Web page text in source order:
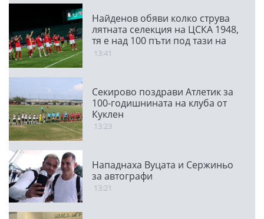
Найденов обяви колко струва
лятната селекция на ЦСКА 1948,
тя е над 100 пъти под тази на
ПАО
13:41
Секирово поздрави Атлетик за
100-годишнината на клуба от
Куклен
13:23
Нападнаха Вуцата и Сержиньо
за автографи
13:21